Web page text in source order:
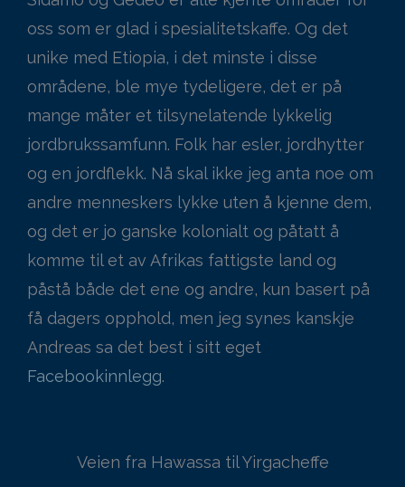
oss som er glad i spesialitetskaffe. Og det
unike med Etiopia, i det minste i disse
områdene, ble mye tydeligere, det er på
mange måter et tilsynelatende lykkelig
jordbrukssamfunn. Folk har esler, jordhytter
og en jordflekk. Nå skal ikke jeg anta noe om
andre menneskers lykke uten å kjenne dem,
og det er jo ganske kolonialt og påtatt å
komme til et av Afrikas fattigste land og
påstå både det ene og andre, kun basert på
få dagers opphold, men jeg synes kanskje
Andreas sa det best i sitt eget
Facebookinnlegg.
Veien fra Hawassa til Yirgacheffe